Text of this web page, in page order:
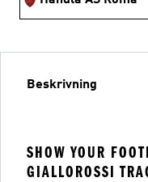
Beskrivning
SHOW YOUR
GIALLOROSSI